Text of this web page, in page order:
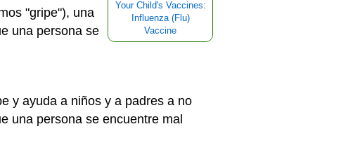
Your Child's Vaccines:
Influenza (Flu)
Vaccine
"gripe"), una
una persona se
y ayuda a niños y a padres a no
una persona se encuentre mal